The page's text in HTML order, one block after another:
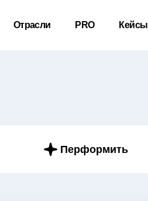
Отрасли PRO Кейсы
Перформить